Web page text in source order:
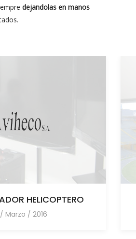
dejandolas en manos
HELICOPTERO
Marzo / 2016